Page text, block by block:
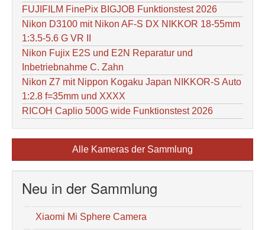
FUJIFILM FinePix BIGJOB Funktionstest 2026
Nikon D3100 mit Nikon AF-S DX NIKKOR 18-55mm
1:3.5-5.6 G VR II
Nikon Fujix E2S und E2N Reparatur und
Inbetriebnahme C. Zahn
Nikon Z7 mit Nippon Kogaku Japan NIKKOR-S Auto
1:2.8 f=35mm und XXXX
RICOH Caplio 500G wide Funktionstest 2026
Alle Kameras der Sammlung
Neu in der Sammlung
Xiaomi Mi Sphere Camera